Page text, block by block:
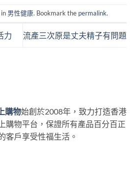
男性健康. Bookmark the permalink.
力 流產三次原是丈夫精子有問題
購物始創於2008年，致力打造香港
購物平台，保證所有產品百分百正
客戶享受性福生活。